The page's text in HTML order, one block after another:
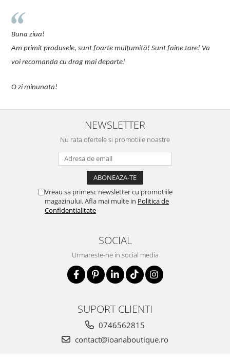
Buna ziua!
Am primit produsele, sunt foarte mulțumită! Sunt faine tare! Va
voi recomanda cu drag mai departe!
O zi minunata!
NEWSLETTER
Nu rata ofertele si promotiile noastre
Vreau sa primesc newsletter cu promotiile
magazinului. Afla mai multe in Politica de
Confidentialitate
SOCIAL
Urmareste-ne in social media
SUPORT CLIENTI
0746562815
contact@ioanaboutique.ro